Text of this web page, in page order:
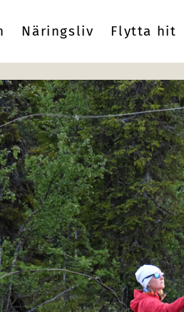
Näringsliv Flytta hit